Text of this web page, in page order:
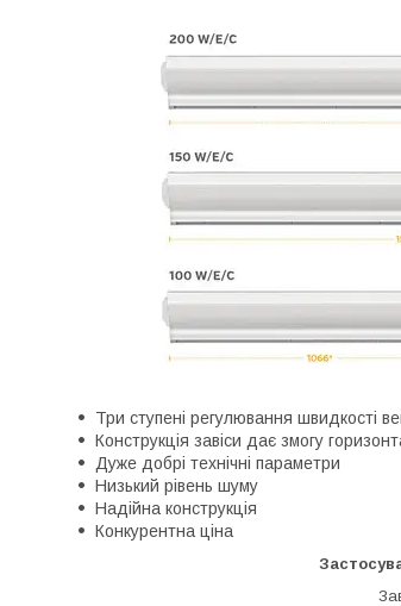
Три ступені регулювання швидкості
Конструкція завіси дає змогу
Дуже добрі технічні параметри
Низький рівень шуму
Надійна конструкція
Конкурентна ціна